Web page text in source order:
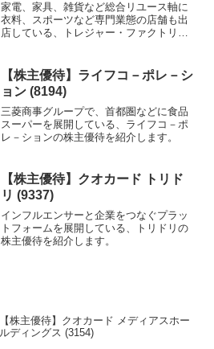
家電、家具、雑貨など総合リユース軸に
衣料、スポーツなど専門業態の店舗も出
店している、トレジャー・ファクトリー
【株主優待】ライフコ－ポレ－シ
ョン (8194)
三菱商事グループで、首都圏などに食品
スーパーを展開している、ライフコ－ポ
レ－ションの株主優待を紹介します。
【株主優待】クオカード トリド
リ (9337)
インフルエンサーと企業をつなぐプラッ
トフォームを展開している、トリドリの
株主優待を紹介します。
【株主優待】クオカード メディアスホー
ルディングス (3154)